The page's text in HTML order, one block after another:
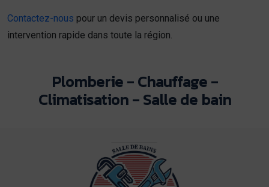
Contactez-nous pour un devis personnalisé ou une
intervention rapide dans toute la région.
Plomberie - Chauffage -
Climatisation - Salle de bain